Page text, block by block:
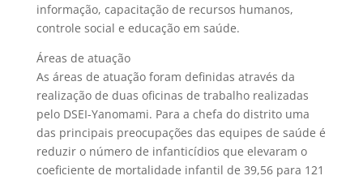
informação, capacitação de recursos humanos,
controle social e educação em saúde.
Áreas de atuação
As áreas de atuação foram definidas através da
realização de duas oficinas de trabalho realizadas
pelo DSEI-Yanomami. Para a chefa do distrito uma
das principais preocupações das equipes de saúde é
reduzir o número de infanticídios que elevaram o
coeficiente de mortalidade infantil de 39,56 para 121